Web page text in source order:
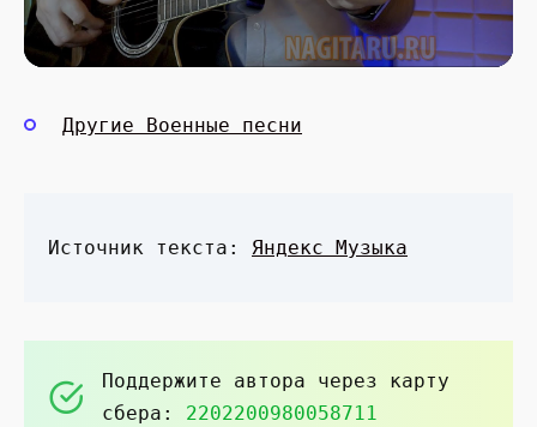
Другие Военные песни
Источник текста: Яндекс Музыка
Поддержите автора через карту
сбера: 2202200980058711